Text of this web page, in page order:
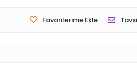
Favorilerime Ekle